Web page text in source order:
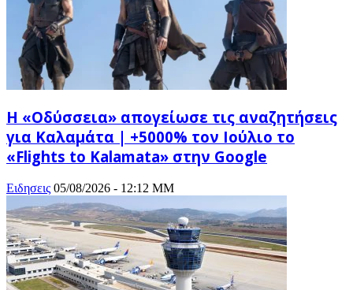
Η «Οδύσσεια» απογείωσε τις αναζητήσεις
για Καλαμάτα | +5000% τον Ιούλιο το
«Flights to Kalamata» στην Google
Ειδησεις 05/08/2026 - 12:12 ΜΜ